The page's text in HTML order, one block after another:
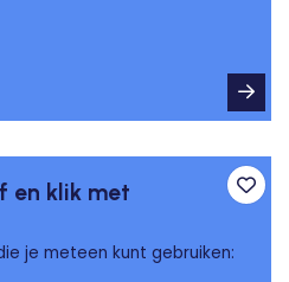
en klik met
je meteen kunt gebruiken: